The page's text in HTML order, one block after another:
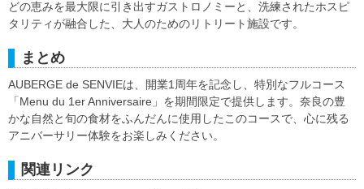
どの恵みを最大限に引き出すガストロノミーと、洗練されたホスピ
タリティが融合した、大人のためのリトリート施設です。
まとめ
AUBERGE de SENVIEは、開業1周年を記念し、特別なフルコース
「Menu du 1er Anniversaire」を期間限定で提供します。奈良の豊
かな自然と旬の食材をふんだんに使用したこのコースで、心に残る
アニバーサリー体験をお楽しみください。
関連リンク